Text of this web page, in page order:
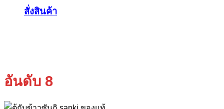
สั่งสินค้า
อันดับ 8